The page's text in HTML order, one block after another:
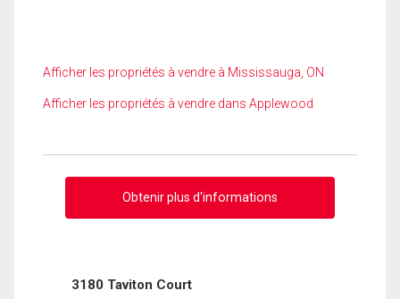
Afficher les propriétés à vendre à Mississauga, ON
Afficher les propriétés à vendre dans Applewood
Obtenir plus d'informations
3180 Taviton Court